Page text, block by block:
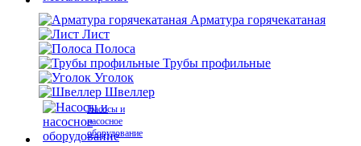
Арматура горячекатаная
Лист
Полоса
Трубы профильные
Уголок
Швеллер
Насосы и
насосное
оборудование